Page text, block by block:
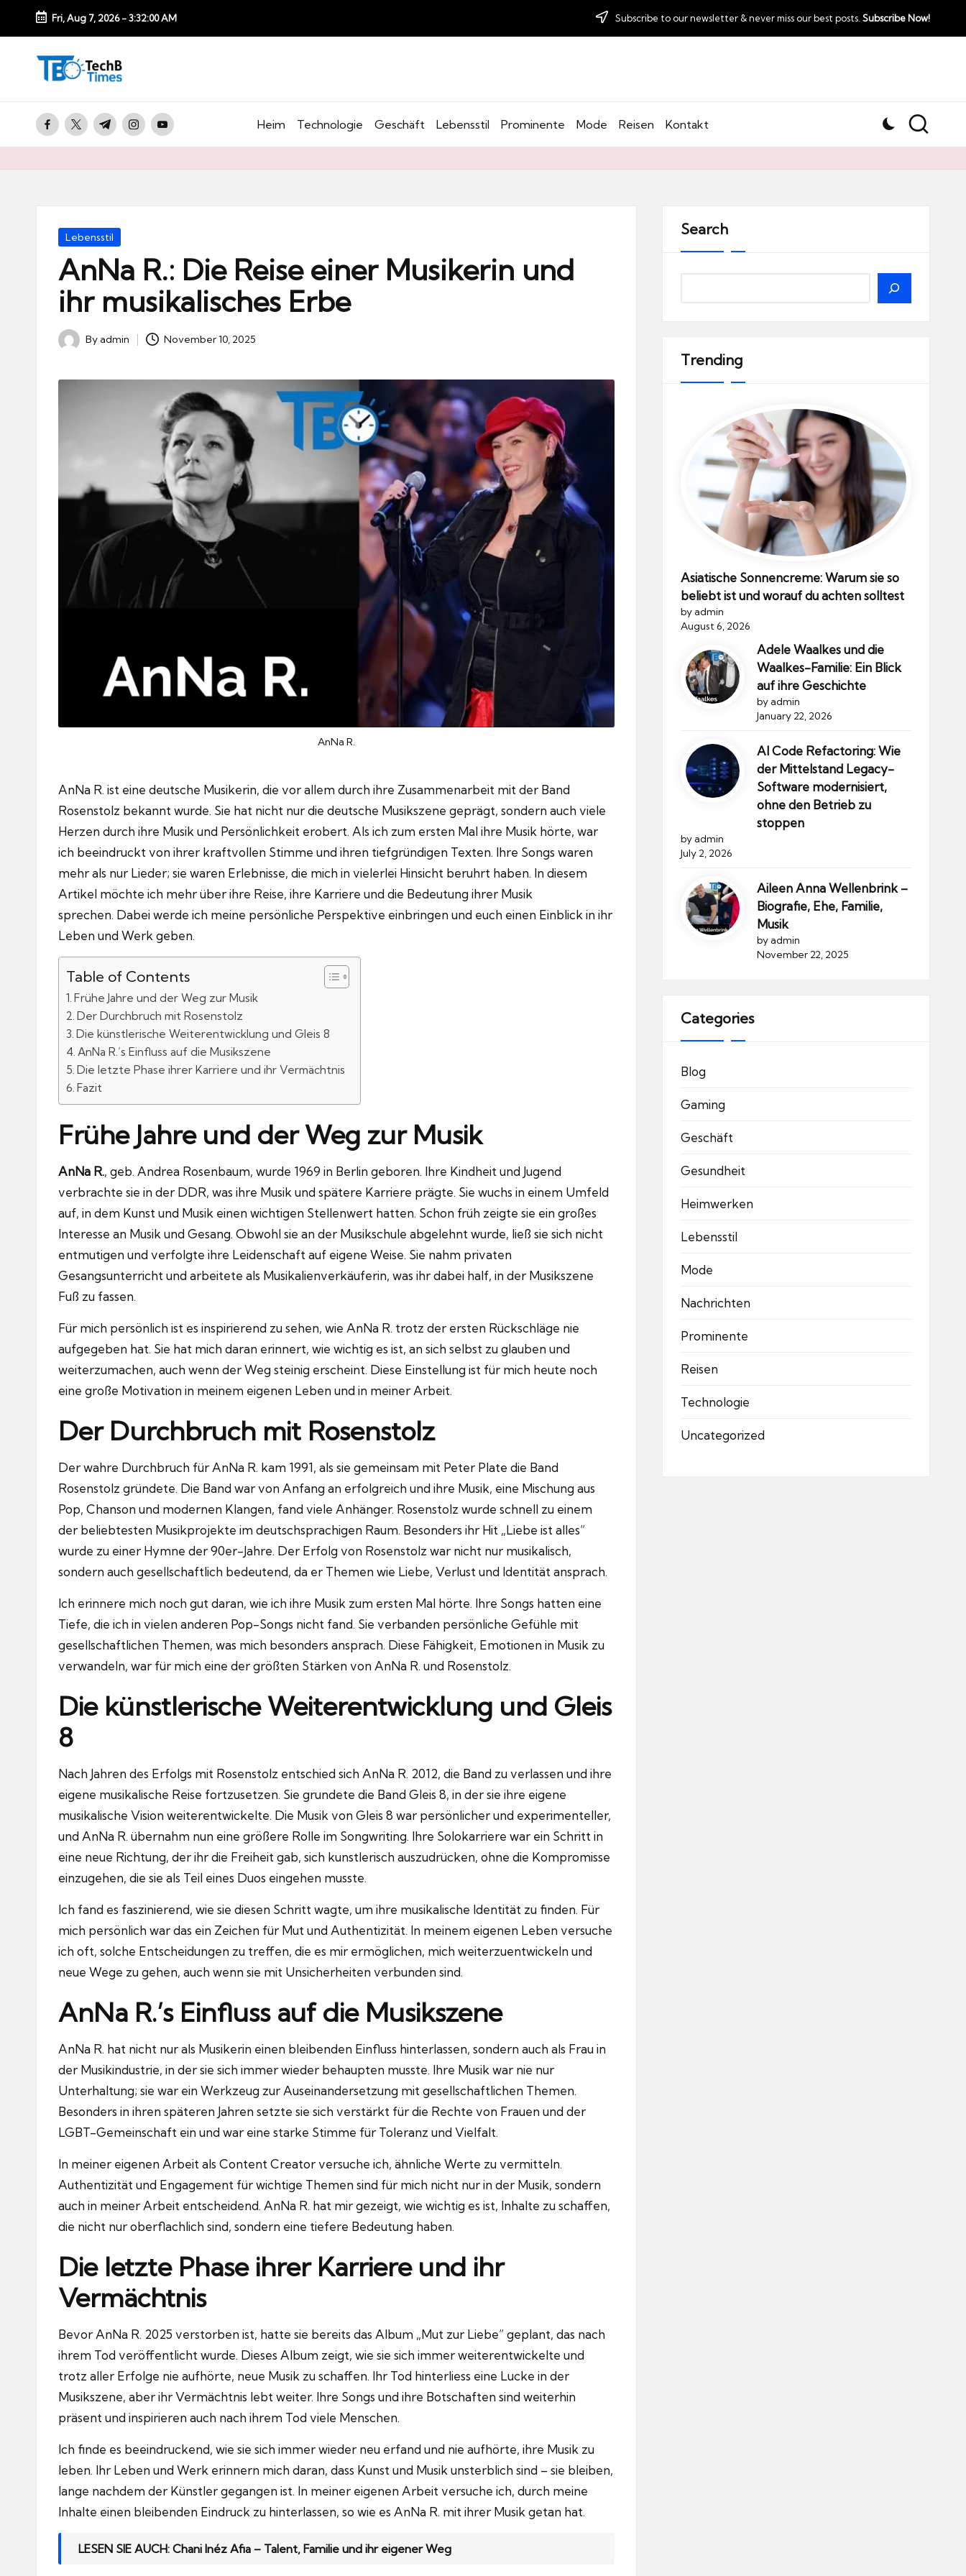
Skip
content
Fri, Aug 7, 2026-3:32:01 AM Subscribe to our newsletter & never miss our best posts. Subscribe Now!
T
e
c
h
facebook.com
twitter.com
t.me instagram.com
youtube.com Heim Technologie Geschäft Lebensstil Prominente Mode Reisen Kontakt
Posted
Lebensstil
AnNa R.: Die Reise einer Musikerin und
ihr musikalisches Erbe
Posted
Byadmin November 10, 2025
AnNa R.
AnNa R. ist eine deutsche Musikerin, die vor allem durch ihre Zusammenarbeit mit der Band
Rosenstolz bekannt wurde. Sie hat nicht nur die deutsche Musikszene geprägt, sondern auch viele
Herzen durch ihre Musik und Persönlichkeit erobert. Als ich zum ersten Mal ihre Musik hörte, war
ich beeindruckt von ihrer kraftvollen Stimme und ihren tiefgründigen Texten. Ihre Songs waren
mehr als nur Lieder; sie waren Erlebnisse, die mich in vielerlei Hinsicht beruhrt haben. In diesem
Artikel möchte ich mehr über ihre Reise, ihre Karriere und die Bedeutung ihrer Musik
sprechen. Dabei werde ich meine persönliche Perspektive einbringen und euch einen Einblick in ihr
Leben und Werk geben.
Table of Contents
Frühe Jahre und der Weg zur Musik
Der Durchbruch mit Rosenstolz
Die künstlerische Weiterentwicklung und Gleis 8
AnNa R.’s Einfluss auf die Musikszene
Die letzte Phase ihrer Karriere und ihr Vermächtnis
Fazit
Frühe Jahre und der Weg zur Musik
AnNa R., geb. Andrea Rosenbaum, wurde 1969 in Berlin geboren. Ihre Kindheit und Jugend
verbrachte sie in der DDR, was ihre Musik und spätere Karriere prägte. Sie wuchs in einem Umfeld
auf, in dem Kunst und Musik einen wichtigen Stellenwert hatten. Schon früh zeigte sie ein großes
Interesse an Musik und Gesang. Obwohl sie an der Musikschule abgelehnt wurde, ließ sie sich nicht
entmutigen und verfolgte ihre Leidenschaft auf eigene Weise. Sie nahm privaten
Gesangsunterricht und arbeitete als Musikalienverkäuferin, was ihr dabei half, in der Musikszene
Fuß zu fassen.
Für mich persönlich ist es inspirierend zu sehen, wie AnNa R. trotz der ersten Rückschläge nie
aufgegeben hat. Sie hat mich daran erinnert, wie wichtig es ist, an sich selbst zu glauben und
weiterzumachen, auch wenn der Weg steinig erscheint. Diese Einstellung ist für mich heute noch
eine große Motivation in meinem eigenen Leben und in meiner Arbeit.
Der Durchbruch mit Rosenstolz
Der wahre Durchbruch für AnNa R. kam 1991, als sie gemeinsam mit Peter Plate die Band
Rosenstolz gründete. Die Band war von Anfang an erfolgreich und ihre Musik, eine Mischung aus
Pop, Chanson und modernen Klangen, fand viele Anhänger. Rosenstolz wurde schnell zu einem
der beliebtesten Musikprojekte im deutschsprachigen Raum. Besonders ihr Hit „Liebe ist alles”
wurde zu einer Hymne der 90er-Jahre. Der Erfolg von Rosenstolz war nicht nur musikalisch,
sondern auch gesellschaftlich bedeutend, da er Themen wie Liebe, Verlust und Identität ansprach.
Ich erinnere mich noch gut daran, wie ich ihre Musik zum ersten Mal hörte. Ihre Songs hatten eine
Tiefe, die ich in vielen anderen Pop-Songs nicht fand. Sie verbanden persönliche Gefühle mit
gesellschaftlichen Themen, was mich besonders ansprach. Diese Fähigkeit, Emotionen in Musik zu
verwandeln, war für mich eine der größten Stärken von AnNa R. und Rosenstolz.
Die künstlerische Weiterentwicklung und Gleis
8
Nach Jahren des Erfolgs mit Rosenstolz entschied sich AnNa R. 2012, die Band zu verlassen und ihre
eigene musikalische Reise fortzusetzen. Sie grundete die Band Gleis 8, in der sie ihre eigene
musikalische Vision weiterentwickelte. Die Musik von Gleis 8 war persönlicher und experimenteller,
und AnNa R. übernahm nun eine größere Rolle im Songwriting. Ihre Solokarriere war ein Schritt in
eine neue Richtung, der ihr die Freiheit gab, sich kunstlerisch auszudrücken, ohne die Kompromisse
einzugehen, die sie als Teil eines Duos eingehen musste.
Ich fand es faszinierend, wie sie diesen Schritt wagte, um ihre musikalische Identität zu finden. Für
mich persönlich war das ein Zeichen für Mut und Authentizität. In meinem eigenen Leben versuche
ich oft, solche Entscheidungen zu treffen, die es mir ermöglichen, mich weiterzuentwickeln und
neue Wege zu gehen, auch wenn sie mit Unsicherheiten verbunden sind.
AnNa R.’s Einfluss auf die Musikszene
AnNa R. hat nicht nur als Musikerin einen bleibenden Einfluss hinterlassen, sondern auch als Frau in
der Musikindustrie, in der sie sich immer wieder behaupten musste. Ihre Musik war nie nur
Unterhaltung; sie war ein Werkzeug zur Auseinandersetzung mit gesellschaftlichen Themen.
Besonders in ihren späteren Jahren setzte sie sich verstärkt für die Rechte von Frauen und der
LGBT-Gemeinschaft ein und war eine starke Stimme für Toleranz und Vielfalt.
In meiner eigenen Arbeit als Content Creator versuche ich, ähnliche Werte zu vermitteln.
Authentizität und Engagement für wichtige Themen sind für mich nicht nur in der Musik, sondern
auch in meiner Arbeit entscheidend. AnNa R. hat mir gezeigt, wie wichtig es ist, Inhalte zu schaffen,
die nicht nur oberflachlich sind, sondern eine tiefere Bedeutung haben.
Die letzte Phase ihrer Karriere und ihr
Vermächtnis
Bevor AnNa R. 2025 verstorben ist, hatte sie bereits das Album „Mut zur Liebe” geplant, das nach
ihrem Tod veröffentlicht wurde. Dieses Album zeigt, wie sie sich immer weiterentwickelte und
trotz aller Erfolge nie aufhörte, neue Musik zu schaffen. Ihr Tod hinterliess eine Lucke in der
Musikszene, aber ihr Vermächtnis lebt weiter. Ihre Songs und ihre Botschaften sind weiterhin
präsent und inspirieren auch nach ihrem Tod viele Menschen.
Ich finde es beeindruckend, wie sie sich immer wieder neu erfand und nie aufhörte, ihre Musik zu
leben. Ihr Leben und Werk erinnern mich daran, dass Kunst und Musik unsterblich sind – sie bleiben,
lange nachdem der Künstler gegangen ist. In meiner eigenen Arbeit versuche ich, durch meine
Inhalte einen bleibenden Eindruck zu hinterlassen, so wie es AnNa R. mit ihrer Musik getan hat.
LESEN SIE AUCH: Chani Inéz Afia – Talent, Familie und ihr eigener Weg
Search
Trending
Asiatische Sonnencreme: Warum sie so
beliebt ist und worauf du achten solltest
by admin
August 6, 2026
Adele Waalkes und die
Waalkes-Familie: Ein Blick
auf ihre Geschichte
by admin
January 22, 2026
AI Code Refactoring: Wie
der Mittelstand Legacy-
Software modernisiert,
ohne den Betrieb zu
stoppen
by admin
July 2, 2026
Aileen Anna Wellenbrink –
Biografie, Ehe, Familie,
Musik
by admin
November 22, 2025
Categories
Blog
Gaming
Geschäft
Gesundheit
Heimwerken
Lebensstil
Mode
Nachrichten
Prominente
Reisen
Technologie
Uncategorized